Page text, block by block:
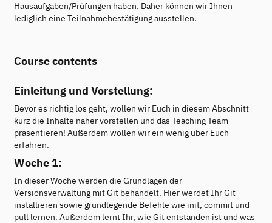
Hausaufgaben/Prüfungen haben. Daher können wir Ihnen
lediglich eine Teilnahmebestätigung ausstellen.
Course contents
Einleitung und Vorstellung:
Bevor es richtig los geht, wollen wir Euch in diesem Abschnitt
kurz die Inhalte näher vorstellen und das Teaching Team
präsentieren! Außerdem wollen wir ein wenig über Euch
erfahren.
Woche 1:
In dieser Woche werden die Grundlagen der
Versionsverwaltung mit Git behandelt. Hier werdet Ihr Git
installieren sowie grundlegende Befehle wie init, commit und
pull lernen. Außerdem lernt Ihr, wie Git entstanden ist und was